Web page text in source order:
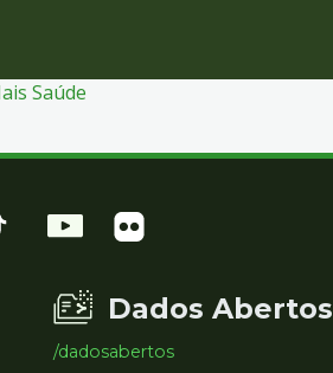
Saúde
Dados Abertos
/dadosabertos